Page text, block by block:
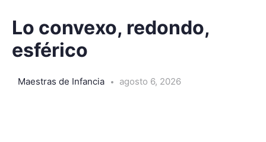
Lo convexo, redondo,
esférico
Maestras de Infancia agosto 6, 2026